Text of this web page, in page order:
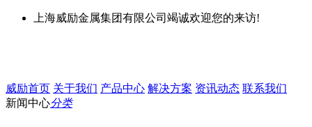
上海威励金属集团有限公司竭诚欢迎您的来访!
威励首页 关于我们 产品中心 解决方案 资讯动态 联系我们
新闻中心分类